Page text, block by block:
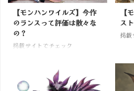
【モンハンワイルズ】今作
のランスって評価は散々な
の？
掲載サイトでチェック
【
ス
掲載